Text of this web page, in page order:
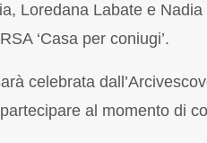
Loredana Labate e
‘Casa per coniugi’.
celebrata
al momento di